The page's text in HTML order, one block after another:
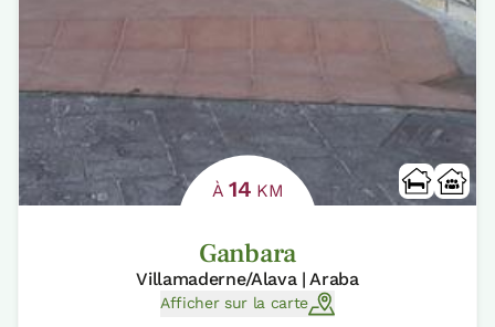
À 14 KM
Ganbara
Villamaderne/Alava | Araba
Afficher sur la carte